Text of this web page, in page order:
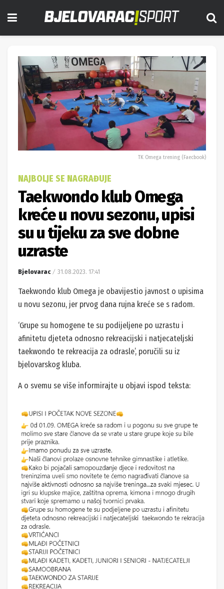
TK Omega trening (Faecbook)
NAJBOLJE SE NAGRAĐUJE
Taekwondo klub Omega
kreće u novu sezonu, upisi
su u tijeku za sve dobne
uzraste
Bjelovarac 31.08.2023. 17:41
Taekwondo klub Omega je obavijestio javnost o upisima
u novu sezonu, jer prvog dana rujna kreće se s radom.
‘Grupe su homogene te su podijeljene po uzrastu i
afinitetu djeteta odnosno rekreacijski i natjecateljski
taekwondo te rekreacija za odrasle’, poručili su iz
bjelovarskog kluba.
A o svemu se više informirajte u objavi ispod teksta: